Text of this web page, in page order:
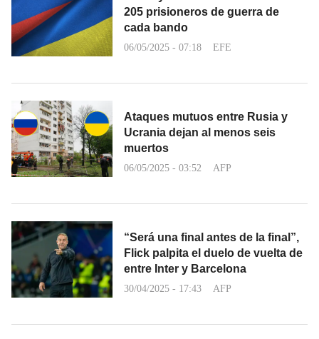
205 prisioneros de guerra de
cada bando
06/05/2025 - 07:18 EFE
Ataques mutuos entre Rusia y
Ucrania dejan al menos seis
muertos
06/05/2025 - 03:52 AFP
“Será una final antes de la final”,
Flick palpita el duelo de vuelta de
entre Inter y Barcelona
30/04/2025 - 17:43 AFP